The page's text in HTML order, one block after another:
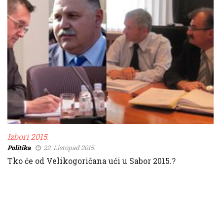
Izbori 2015.
Politika 22. Listopad 2015.
Tko će od Velikogoričana ući u Sabor 2015.?